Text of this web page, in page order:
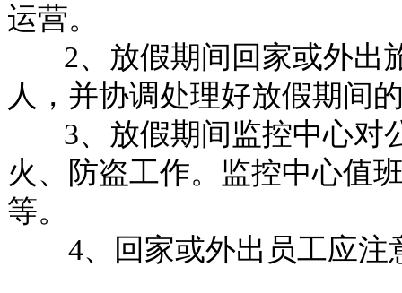
运营。
2、放假期间回家或外出
人，并协调处理好放假期间
3、放假期间监控中心对
火、防盗工作。监控中心值
等。
4、回家或外出员工应注